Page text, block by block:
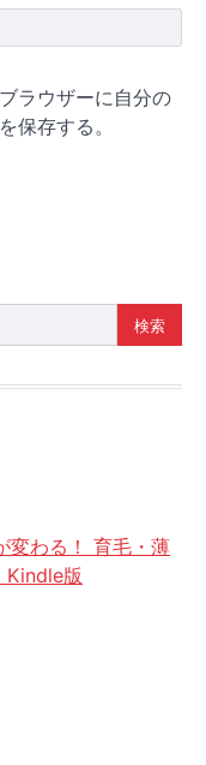
ラウザーに自分の
保存する。
変わる！ 育毛・薄
Kindle版